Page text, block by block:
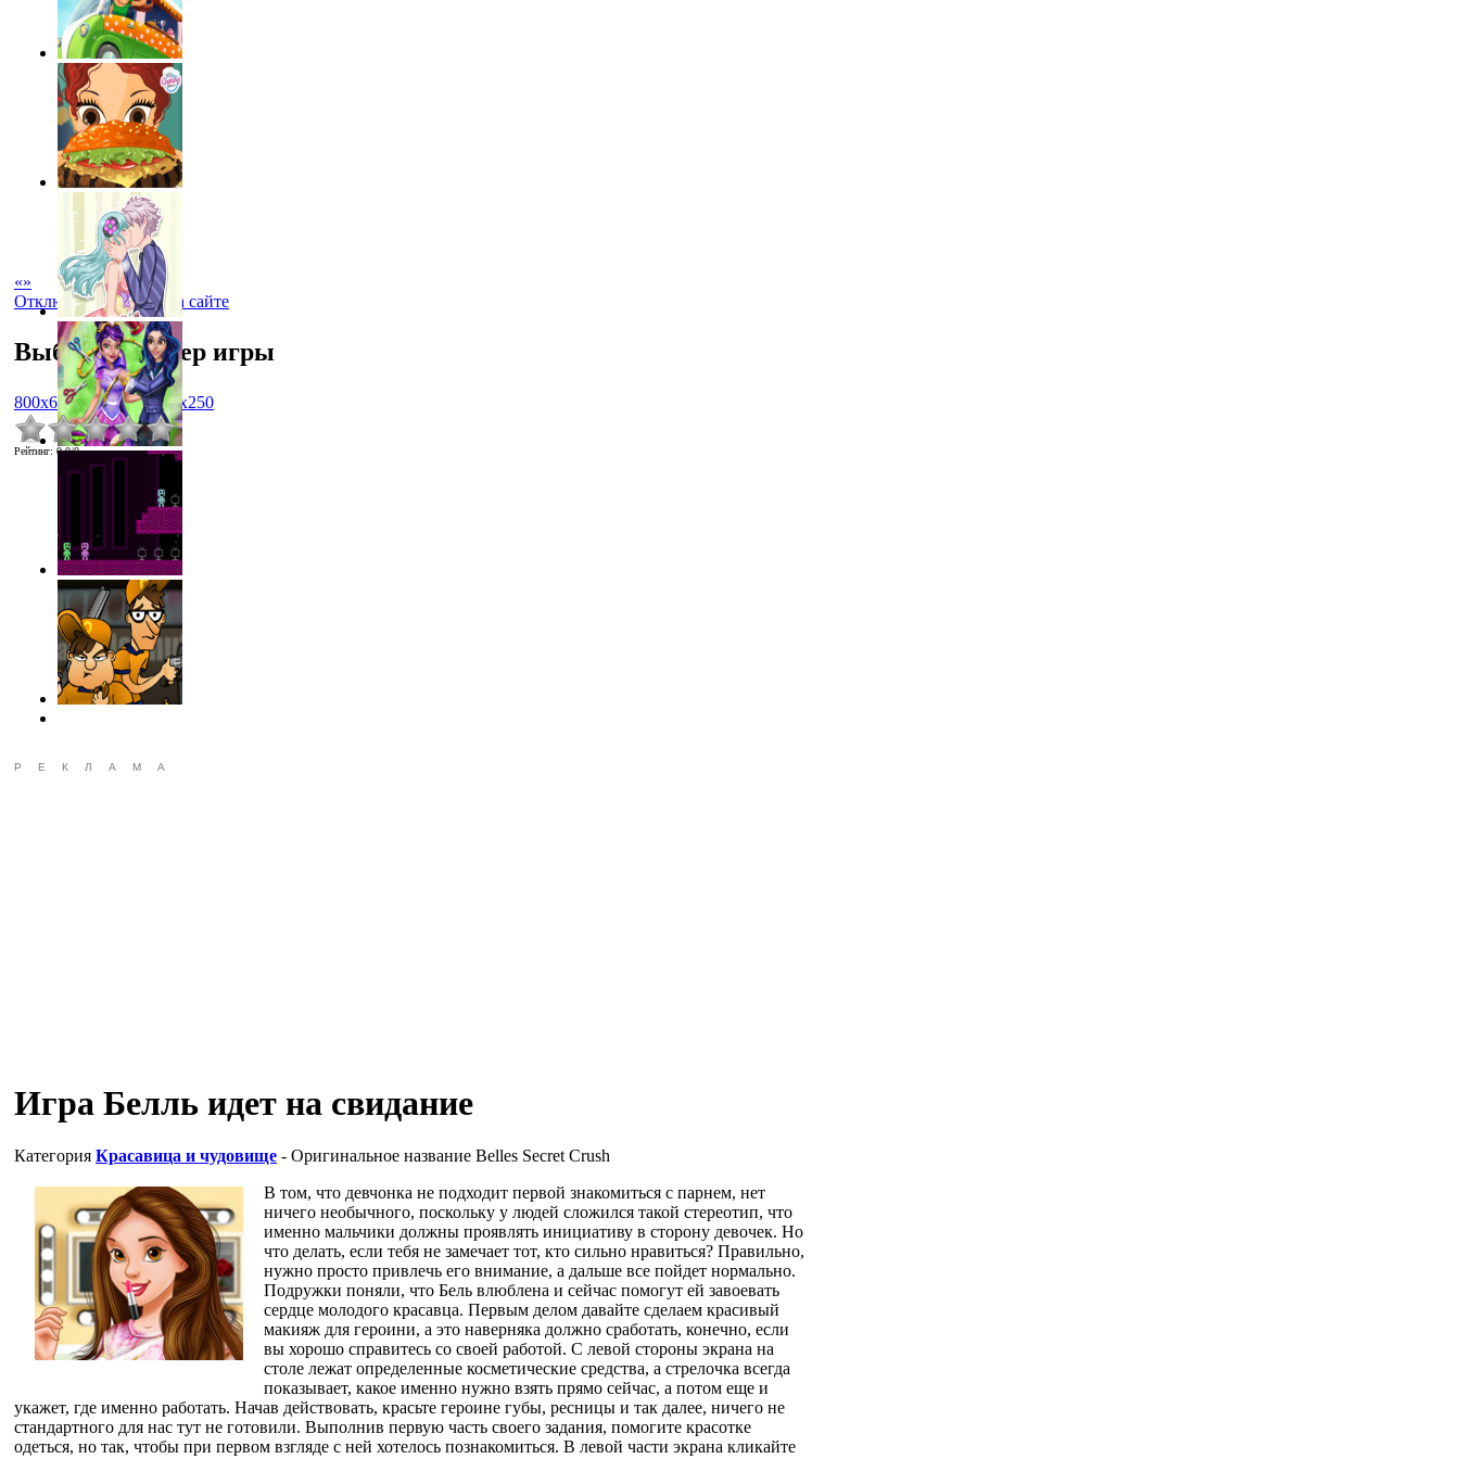
«»
Отключить рекламу на сайте
Выбрать размер игры
800x600 1024x768 450x250
Рейтинг: 0.0/0
РЕКЛАМА
Игра Белль идет на свидание
Категория Красавица и чудовище - Оригинальное название Belles Secret Crush
В том, что девчонка не подходит первой знакомиться с парнем, нет
ничего необычного, поскольку у людей сложился такой стереотип, что
именно мальчики должны проявлять инициативу в сторону девочек. Но
что делать, если тебя не замечает тот, кто сильно нравиться? Правильно,
нужно просто привлечь его внимание, а дальше все пойдет нормально.
Подружки поняли, что Бель влюблена и сейчас помогут ей завоевать
сердце молодого красавца. Первым делом давайте сделаем красивый
макияж для героини, а это наверняка должно сработать, конечно, если
вы хорошо справитесь со своей работой. С левой стороны экрана на
столе лежат определенные косметические средства, а стрелочка всегда
показывает, какое именно нужно взять прямо сейчас, а потом еще и
укажет, где именно работать. Начав действовать, красьте героине губы, ресницы и так далее, ничего не
стандартного для нас тут не готовили. Выполнив первую часть своего задания, помогите красотке
одеться, но так, чтобы при первом взгляде с ней хотелось познакомиться. В левой части экрана кликайте